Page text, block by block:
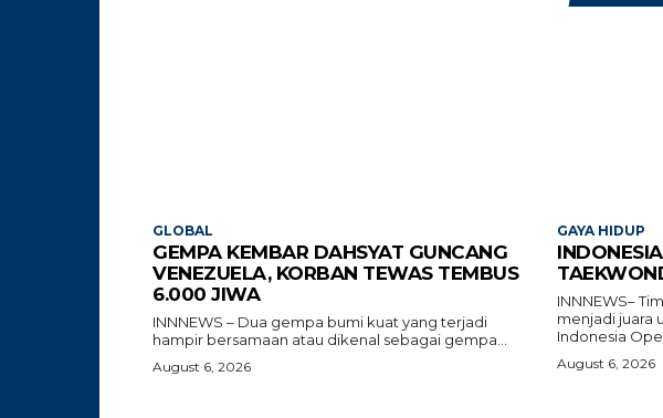
GLOBAL
GEMPA KEMBAR DAHSYAT GUNCANG
VENEZUELA, KORBAN TEWAS TEMBUS
6.000 JIWA
INNNEWS – Dua gempa bumi kuat yang terjadi
hampir bersamaan atau dikenal sebagai gempa...
August 6, 2026
GAYA HIDUP
INNNEWS–
menjadi juara
Indonesia
August 6, 2026